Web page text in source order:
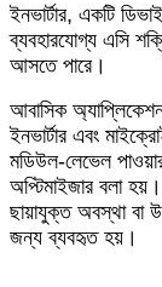
ইনভার্টার, একটি
ব্যবহারযোগ্য এসি
আসতে পারে।
আবাসিক
ইনভার্টার এবং
মডিউল-লেভেল
অপ্টিমাইজার বলা
ছায়াযুক্ত অবস্থা বা
জন্য ব্যবহৃত হয়।